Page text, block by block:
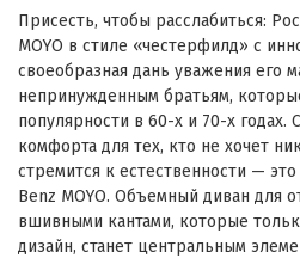
Присесть, чтобы расслабиться:
MOYO в стиле «честерфилд» с
своеобразная дань уважения его
непринужденным братьям,
популярности в 60-х и 70-х
комфорта для тех, кто не хочет
стремится к естественности —
Benz MOYO. Объемный диван для
вшивными кантами, которые
дизайн, станет центральным